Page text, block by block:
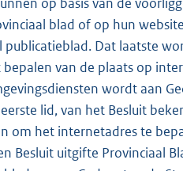
blad of op hun
publicatieblad. Dat laatste
van de plaats op
wordt aan
lid, van het Besluit
om het internetadres te
Besluit uitgifte Provinciaal